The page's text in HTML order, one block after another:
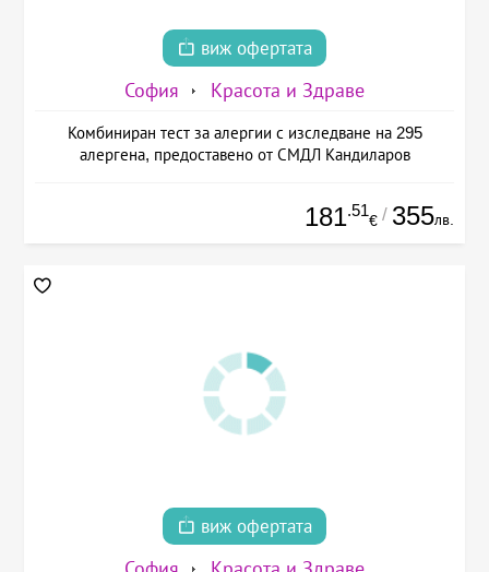
виж офертата
София Красота и Здраве
Комбиниран тест за алергии с изследване на 295
алергена, предоставено от СМДЛ Кандиларов
181.51
€ / 355лв.
виж офертата